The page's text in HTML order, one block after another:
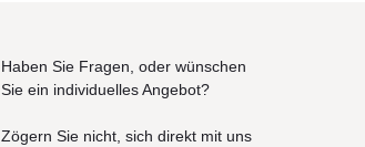
Haben Sie Fragen, oder wünschen
Sie ein individuelles Angebot?
Zögern Sie nicht, sich direkt mit uns